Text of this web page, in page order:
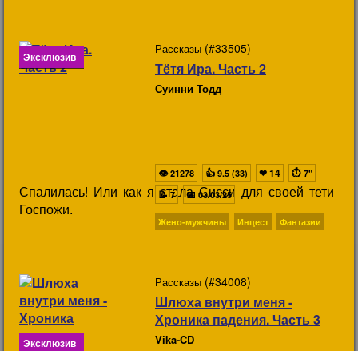
Эксклюзив
Рассказы (#33505)
Тётя Ира. Часть 2
Суинни Тодд
Спалилась! Или как я стала Сисси для своей тети
Госпожи.
👁21278 👍 9.5 (33) ❤14 ⏱ 7"
📝7 📅 03/03/25
Жено-мужчины Инцест Фантазии
Эксклюзив
Рассказы (#34008)
Шлюха внутри меня -
Хроника падения. Часть 3
Vika-CD